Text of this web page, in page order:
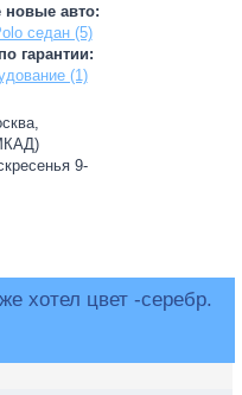
новые авто:
седан (5)
гарантии:
(1)
9-
хотел цвет -серебр.